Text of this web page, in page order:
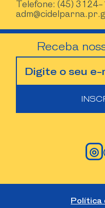
Telefone: (45)
Receba
◎
Política